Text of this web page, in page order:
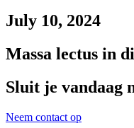
July 10, 2024
Massa lectus in
Sluit je vandaag
Neem contact op